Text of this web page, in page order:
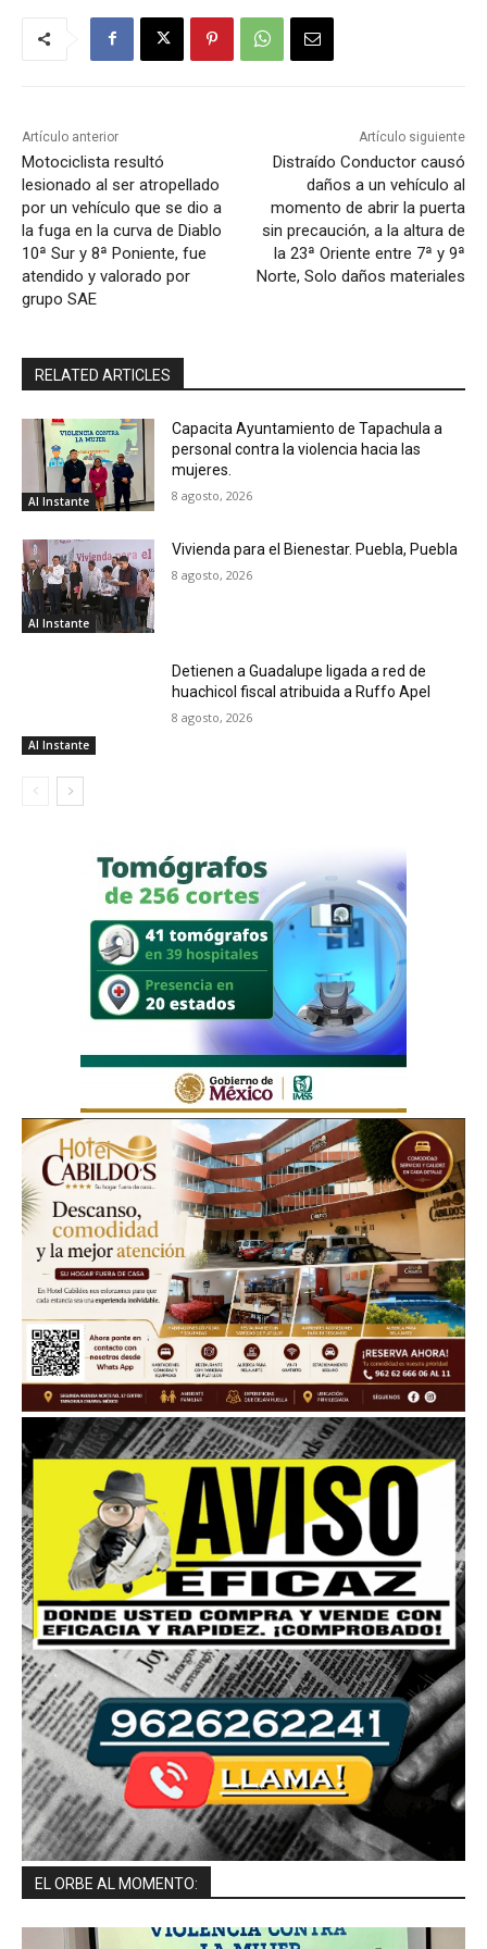
Artículo anterior
Motociclista resultó
lesionado al ser atropellado
por un vehículo que se dio a
la fuga en la curva de Diablo
10ª Sur y 8ª Poniente, fue
atendido y valorado por
grupo SAE
Artículo siguiente
Distraído Conductor causó
daños a un vehículo al
momento de abrir la puerta
sin precaución, a la altura de
la 23ª Oriente entre 7ª y 9ª
Norte, Solo daños materiales
RELATED ARTICLES
Al Instante
Capacita Ayuntamiento de Tapachula a
personal contra la violencia hacia las
mujeres.
8 agosto, 2026
Al Instante
Vivienda para el Bienestar. Puebla, Puebla
8 agosto, 2026
Al Instante
Detienen a Guadalupe ligada a red de
huachicol fiscal atribuida a Ruffo Apel
8 agosto, 2026
EL ORBE AL MOMENTO: